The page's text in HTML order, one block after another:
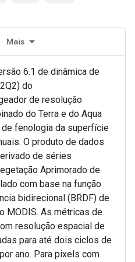
Mais
6.1 de dinâmica de
do
de resolução
do Terra e do Aqua
fenologia da superfície
O produto de dados
de séries
Aprimorado de
com base na função
bidirecional (BRDF) de
MODIS. As métricas de
resolução espacial de
para até dois ciclos de
ano. Para pixels com